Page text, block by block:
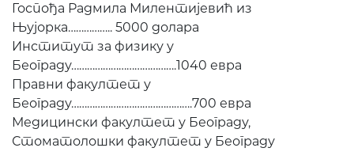
Госпођа Радмила Милентијевић из
Њујорка…………….. 5000 долара
Институт за физику у
Београду………………………………….1040 евра
Правни факултет у
Београду……………………………………….700 евра
Медицински факултет у Београду,
Стоматолошки факултет у Београду